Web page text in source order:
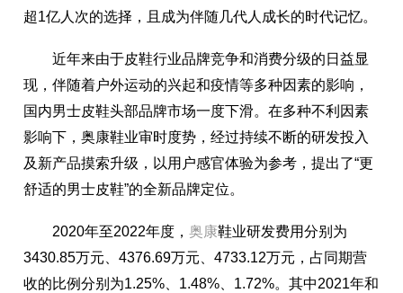
超1亿人次的选择，且成为伴随几代人成长的时代记忆。
近年来由于皮鞋行业品牌竞争和消费分级的日益显
现，伴随着户外运动的兴起和疫情等多种因素的影响，
国内男士皮鞋头部品牌市场一度下滑。在多种不利因素
影响下，奥康鞋业审时度势，经过持续不断的研发投入
及新产品摸索升级，以用户感官体验为参考，提出了“更
舒适的男士皮鞋”的全新品牌定位。
2020年至2022年度， 奥康鞋业研发费用分别为
3430.85万元、4376.69万元、4733.12万元，占同期营
收的比例分别为1.25%、1.48%、1.72%。其中2021年和